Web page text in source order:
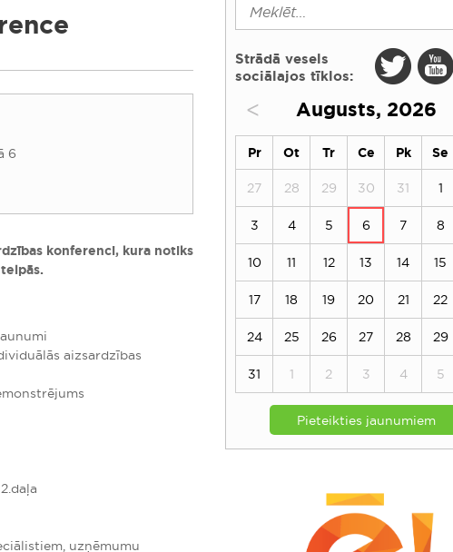
6
konferenci, kura notiks
aizsardzības
uzņēmumu
Strādā vesels
sociālajos tīklos:
< Augusts, 2026
Pr Ot Tr Ce Pk Se
27 28 29 30 31 1
3 4 5 6 7 8
10 11 12 13 14 15
17 18 19 20 21 22
24 25 26 27 28 29
31 1 2 3 4 5
Pieteikties jaunumiem